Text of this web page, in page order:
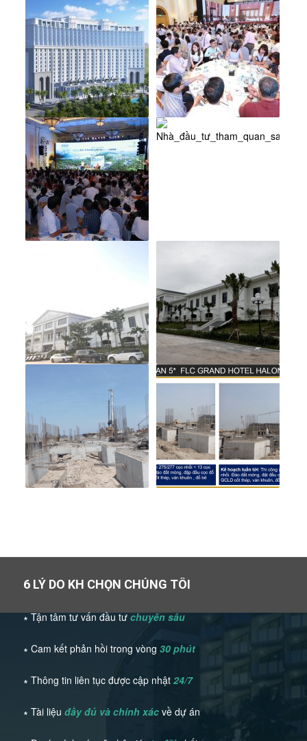
6 LÝ DO KH CHỌN CHÚNG TÔI
∗ Tận tâm tư vấn đầu tưchuyên sâu
∗ Cam kết phản hồi trong vòng 30 phút
∗ Thông tin liên tục được cập nhật 24/7
∗ Tài liệu đầy đủ và chính xácvề dự án